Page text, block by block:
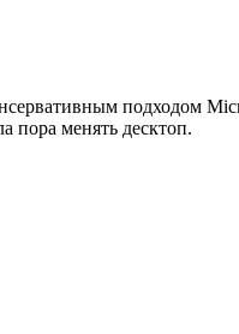
подходом
пора менять десктоп.